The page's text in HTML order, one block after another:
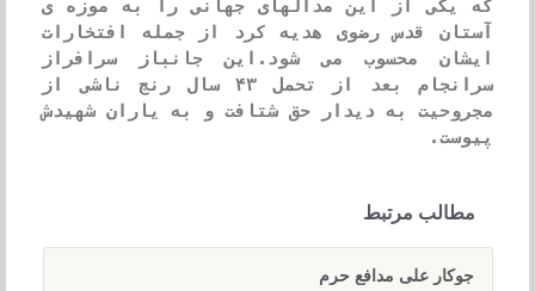
مجروحیت به دیدار حق شتافت و به یاران شهیدش
پیوست.
مطالب مرتبط
جوکار علی مدافع حرم